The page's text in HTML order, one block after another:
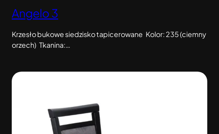
Angelo 3
Krzesło bukowe siedzisko tapicerowane Kolor: 235 (ciemny
orzech) Tkanina:…